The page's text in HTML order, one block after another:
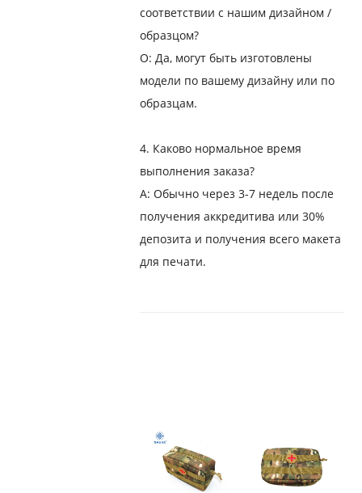
соответствии с нашим дизайном /
образцом?
О: Да, могут быть изготовлены
модели по вашему дизайну или по
образцам.
4. Каково нормальное время
выполнения заказа?
A: Обычно через 3-7 недель после
получения аккредитива или 30%
депозита и получения всего макета
для печати.